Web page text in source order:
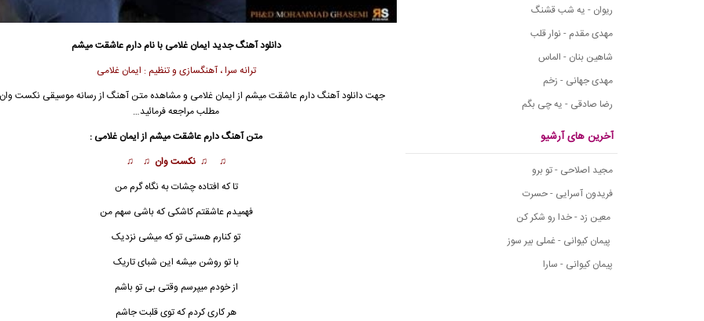
ریوان - یه شب قشنگ
مهدی مقدم - نوار قلب
شاهین بنان - الماس
مهدی جهانی - زخم
رضا صادقی - یه چی بگم
آخرین های آرشیو
مجید اصلاحی - تو برو
فریدون آسرایی - حسرت
معین زد - خدا رو شکر کن
پیمان کیوانی - غملی بیر سوز
پیمان کیوانی - سارا
دانلود آهنگ جدیدایمان غلامی با نام دارم عاشقت میشم
ترانه سرا ، آهنگسازی و تنظیم : ایمان غلامی
جهت دانلود آهنگ دارم عاشقت میشم از ایمان غلامی و مشاهده متن آهنگ از رسانه موسیقی نکست وان
مطلب مراجعه فرمائید…
متن آهنگ دارم عاشقت میشم از ایمان غلامی :
♫ ♫نکست وان ♫ ♫
تا که افتاده چشات به نگاه گرم من
فهمیدم عاشقتم کاشکی که باشی سهم من
تو کنارم هستی تو که میشی نزدیک
با تو روشن میشه این شبای تاریک
از خودم میپرسم وقتی بی تو باشم
هر کاری کردم که توی قلبت جاشم